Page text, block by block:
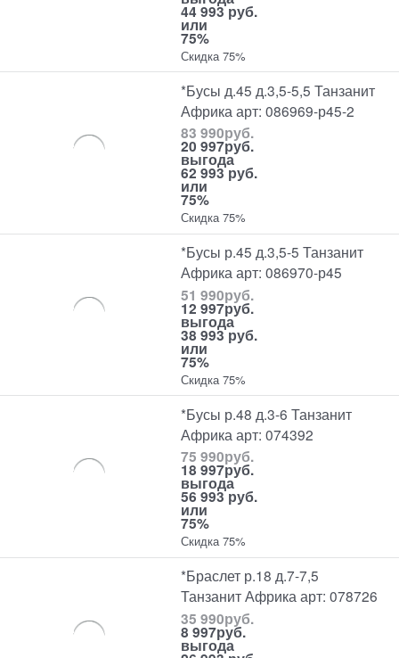
44 993 руб.
или
75%
Скидка 75%
*Бусы д.45 д.3,5-5,5 Танзанит
Африка арт: 086969-р45-2
83 990руб.
20 997руб.
выгода
62 993 руб.
или
75%
Скидка 75%
*Бусы р.45 д.3,5-5 Танзанит
Африка арт: 086970-р45
51 990руб.
12 997руб.
выгода
38 993 руб.
или
75%
Скидка 75%
*Бусы р.48 д.3-6 Танзанит
Африка арт: 074392
75 990руб.
18 997руб.
выгода
56 993 руб.
или
75%
Скидка 75%
*Браслет р.18 д.7-7,5
Танзанит Африка арт: 078726
35 990руб.
8 997руб.
выгода